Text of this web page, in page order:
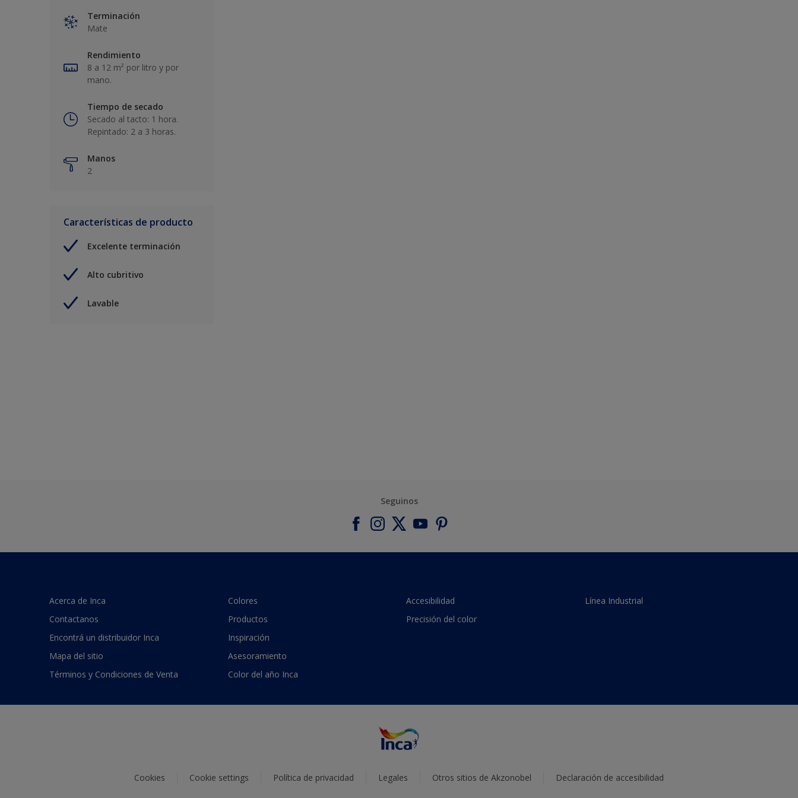
Terminación
Mate
Rendimiento
8 a 12 m² por litro y por
mano.
Tiempo de secado
Secado al tacto: 1 hora.
Repintado: 2 a 3 horas.
Manos
2
Características de producto
Excelente terminación
Alto cubritivo
Lavable
Seguinos
Acerca de Inca
Contactanos
Encontrá un distribuidor Inca
Mapa del sitio
Términos y Condiciones de Venta
Colores
Productos
Inspiración
Asesoramiento
Color del año Inca
Accesibilidad
Precisión del color
Línea Industrial
Cookies Cookie settings Política de privacidad Legales Otros sitios de Akzonobel Declaración de accesibilidad